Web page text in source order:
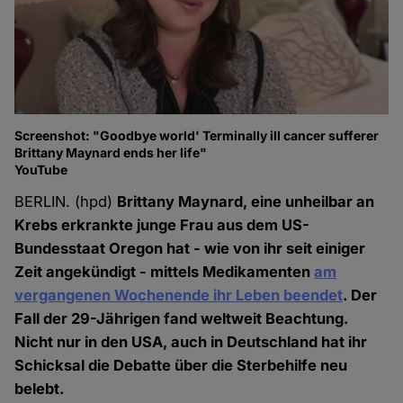
Screenshot: "Goodbye world' Terminally ill cancer sufferer
Brittany Maynard ends her life"
YouTube
BERLIN. (hpd) Brittany Maynard, eine unheilbar an
Krebs erkrankte junge Frau aus dem US-
Bundesstaat Oregon hat - wie von ihr seit einiger
Zeit angekündigt - mittels Medikamentenam
vergangenen Wochenende ihr Leben beendet. Der
Fall der 29-Jährigen fand weltweit Beachtung.
Nicht nur in den USA, auch in Deutschland hat ihr
Schicksal die Debatte über die Sterbehilfe neu
belebt.